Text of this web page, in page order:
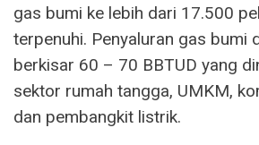
gas bumi ke lebih dari 17.500
terpenuhi. Penyaluran gas bumi
berkisar 60 – 70 BBTUD yang
sektor rumah tangga, UMKM,
dan pembangkit listrik.